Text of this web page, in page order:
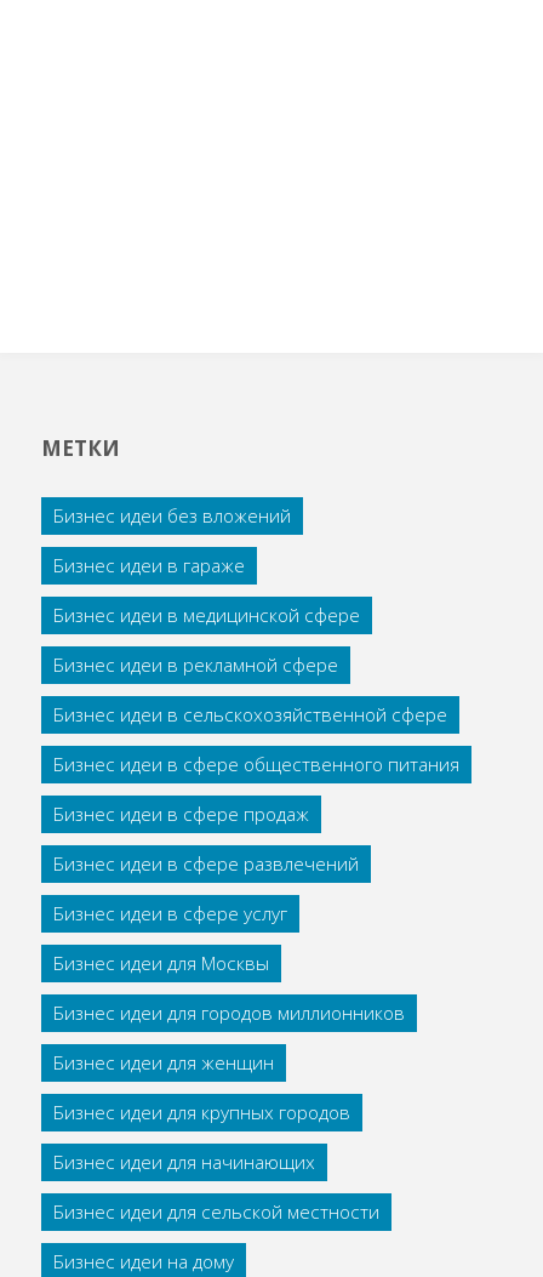
МЕТКИ
Бизнес идеи без вложений
Бизнес идеи в гараже
Бизнес идеи в медицинской сфере
Бизнес идеи в рекламной сфере
Бизнес идеи в сельскохозяйственной сфере
Бизнес идеи в сфере общественного питания
Бизнес идеи в сфере продаж
Бизнес идеи в сфере развлечений
Бизнес идеи в сфере услуг
Бизнес идеи для Москвы
Бизнес идеи для городов миллионников
Бизнес идеи для женщин
Бизнес идеи для крупных городов
Бизнес идеи для начинающих
Бизнес идеи для сельской местности
Бизнес идеи на дому